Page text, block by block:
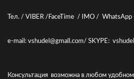
Тел. / VIBER /FaceTime / IMO /
e-mail: vshudel@gmall.com/ SKYPE: vshudel
Консультация возможна в любом